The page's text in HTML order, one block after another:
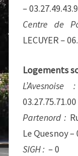
–
Centre de
LECUYER –
Logements
L’Avesnoise :
03.27.75.71.00
Partenord :
Le Quesnoy –
SIGH : – 0